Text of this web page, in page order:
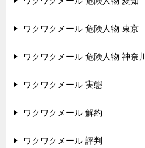
ワクワクメール 危険人物 東京
ワクワクメール 危険人物 神奈川
ワクワクメール 実態
ワクワクメール 解約
ワクワクメール 評判